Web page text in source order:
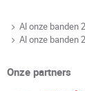
Al onze banden
Al onze banden
Onze partners